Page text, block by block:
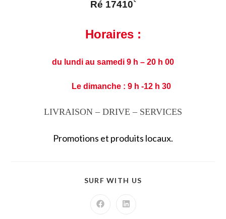
Ré 17410`
Horaires :
du lundi au samedi 9 h – 20 h 00
Le dimanche : 9 h -12 h 30
LIVRAISON – DRIVE – SERVICES
Promotions et produits locaux.
SURF WITH US